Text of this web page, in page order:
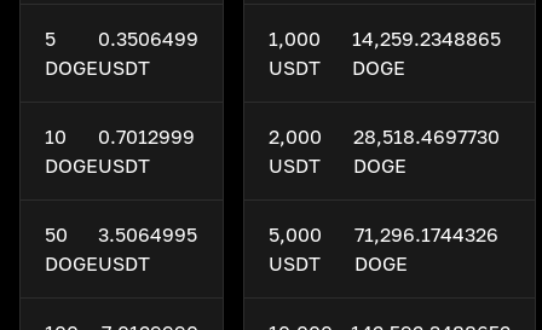
5
DOGE
0.3506499
USDT
10
DOGE
0.7012999
USDT
50
DOGE
3.5064995
USDT
1,000
USDT
14,259.2348865
DOGE
2,000
USDT
28,518.4697730
DOGE
5,000
USDT
71,296.1744326
DOGE